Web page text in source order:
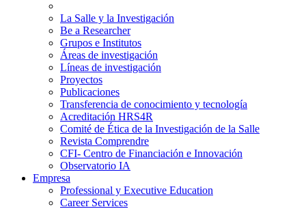
La Salle y la Investigación
Be a Researcher
Grupos e Institutos
Áreas de investigación
Líneas de investigación
Proyectos
Publicaciones
Transferencia de conocimiento y tecnología
Acreditación HRS4R
Comité de Ética de la Investigación de la Salle
Revista Comprendre
CFI- Centro de Financiación e Innovación
Observatorio IA
Empresa
Professional y Executive Education
Career Services